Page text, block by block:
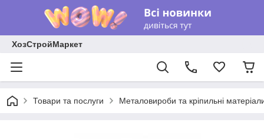
ХозСтройМаркет
Товари та послуги Металовироби та кріпильні